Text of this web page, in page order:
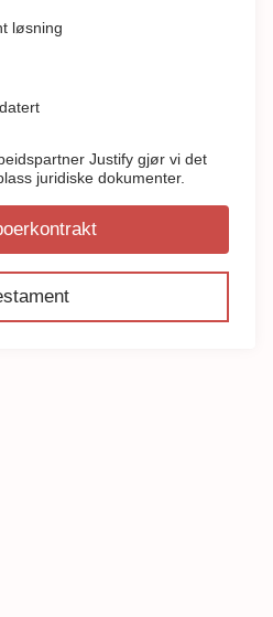
Justify gjør vi det
juridiske dokumenter.
løsning